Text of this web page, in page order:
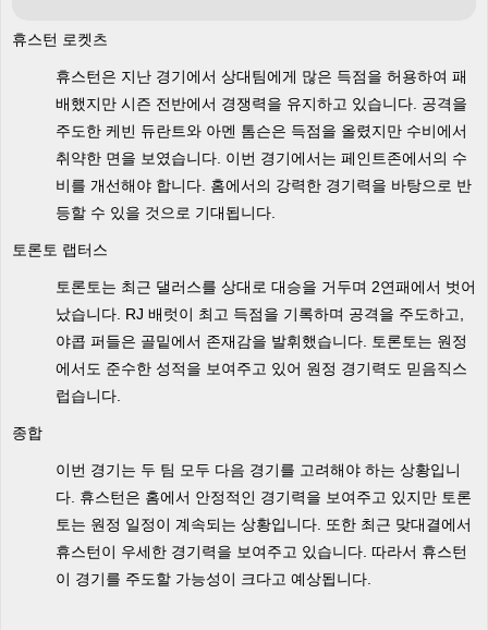
휴스턴 로켓츠
휴스턴은 지난 경기에서 상대팀에게 많은 득점을 허용하여 패
배했지만 시즌 전반에서 경쟁력을 유지하고 있습니다. 공격을
주도한 케빈 듀란트와 아멘 톰슨은 득점을 올렸지만 수비에서
취약한 면을 보였습니다. 이번 경기에서는 페인트존에서의 수
비를 개선해야 합니다. 홈에서의 강력한 경기력을 바탕으로 반
등할 수 있을 것으로 기대됩니다.
토론토 랩터스
토론토는 최근 댈러스를 상대로 대승을 거두며 2연패에서 벗어
났습니다. RJ 배럿이 최고 득점을 기록하며 공격을 주도하고,
야콥 퍼들은 골밑에서 존재감을 발휘했습니다. 토론토는 원정
에서도 준수한 성적을 보여주고 있어 원정 경기력도 믿음직스
럽습니다.
종합
이번 경기는 두 팀 모두 다음 경기를 고려해야 하는 상황입니
다. 휴스턴은 홈에서 안정적인 경기력을 보여주고 있지만 토론
토는 원정 일정이 계속되는 상황입니다. 또한 최근 맞대결에서
휴스턴이 우세한 경기력을 보여주고 있습니다. 따라서 휴스턴
이 경기를 주도할 가능성이 크다고 예상됩니다.